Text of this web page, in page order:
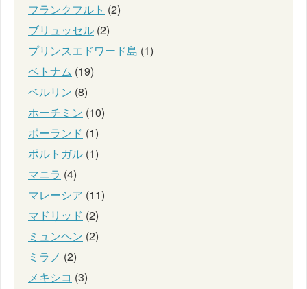
フランクフルト (2)
ブリュッセル (2)
プリンスエドワード島 (1)
ベトナム (19)
ベルリン (8)
ホーチミン (10)
ポーランド (1)
ポルトガル (1)
マニラ (4)
マレーシア (11)
マドリッド (2)
ミュンヘン (2)
ミラノ (2)
メキシコ (3)